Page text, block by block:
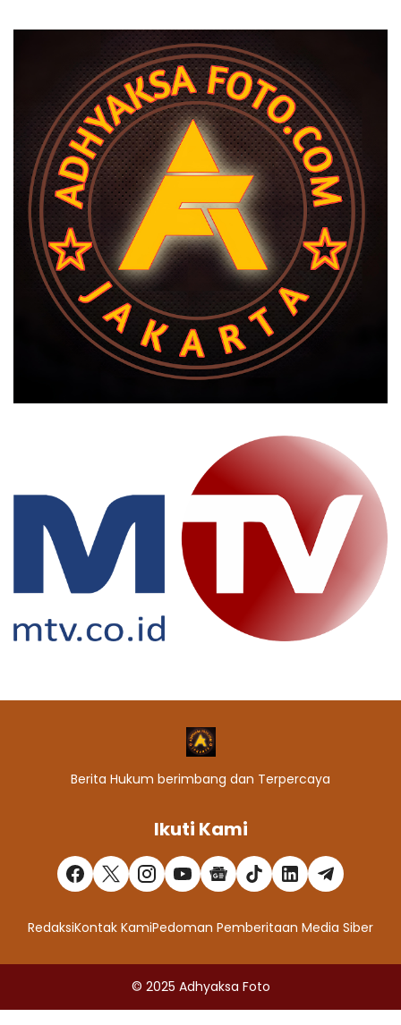
Berita Hukum berimbang dan Terpercaya
Ikuti Kami
RedaksiKontak KamiPedoman Pemberitaan Media Siber
© 2025 Adhyaksa Foto